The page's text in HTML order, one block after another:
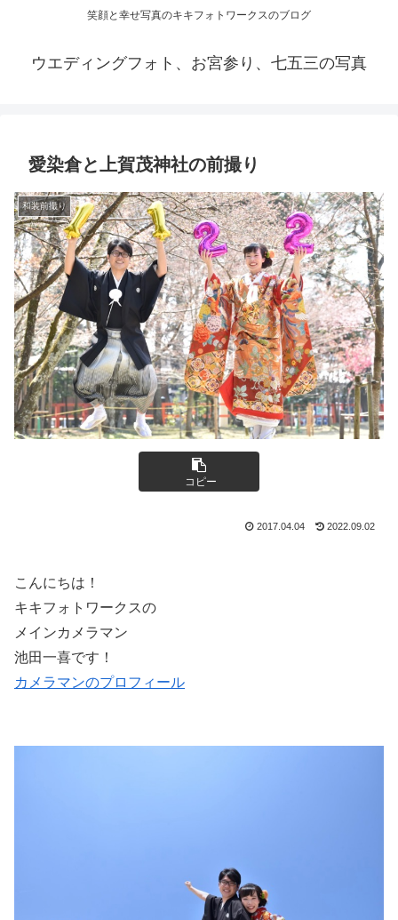
笑顔と幸せ写真のキキフォトワークスのブログ
ウエディングフォト、お宮参り、七五三の写真
愛染倉と上賀茂神社の前撮り
和装前撮り
コピー
2017.04.04 2022.09.02
こんにちは！
キキフォトワークスの
メインカメラマン
池田一喜です！
カメラマンのプロフィール